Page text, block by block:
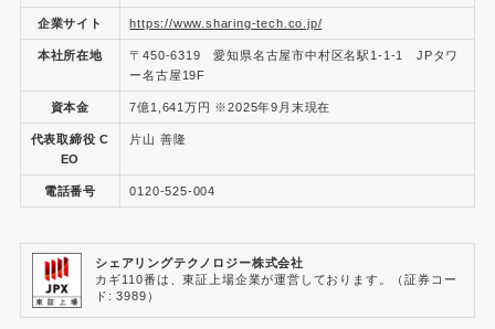
企業サイト https://www.sharing-tech.co.jp/
本社所在地
〒450-6319 愛知県名古屋市中村区名駅1-1-1 JPタワ
ー名古屋19F
資本金 7億1,641万円 ※2025年9月末現在
代表取締役 C
EO
片山 善隆
電話番号 0120-525-004
シェアリングテクノロジー株式会社
カギ110番は、東証上場企業が運営しております。（証券コー
ド: 3989）